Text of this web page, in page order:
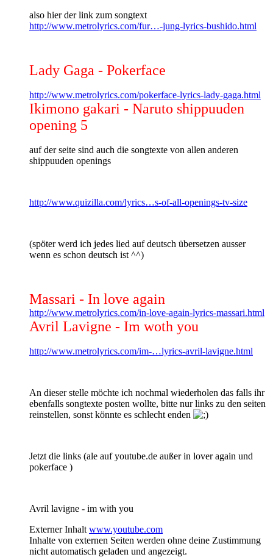
also hier der link zum songtext
http://www.metrolyrics.com/fur…-jung-lyrics-bushido.html
Lady Gaga - Pokerface
http://www.metrolyrics.com/pokerface-lyrics-lady-gaga.html
Ikimono gakari - Naruto shippuuden
opening 5
auf der seite sind auch die songtexte von allen anderen
shippuuden openings
http://www.quizilla.com/lyrics…s-of-all-openings-tv-size
(spöter werd ich jedes lied auf deutsch übersetzen ausser
wenn es schon deutsch ist ^^)
Massari - In love again
http://www.metrolyrics.com/in-love-again-lyrics-massari.html
Avril Lavigne - Im woth you
http://www.metrolyrics.com/im-…lyrics-avril-lavigne.html
An dieser stelle möchte ich nochmal wiederholen das falls ihr
ebenfalls songtexte posten wollte, bitte nur links zu den seiten
reinstellen, sonst könnte es schlecht enden
Jetzt die links (ale auf youtube.de außer in lover again und
pokerface )
Avril lavigne - im with you
Externer Inhalt www.youtube.com
Inhalte von externen Seiten werden ohne deine Zustimmung
nicht automatisch geladen und angezeigt.